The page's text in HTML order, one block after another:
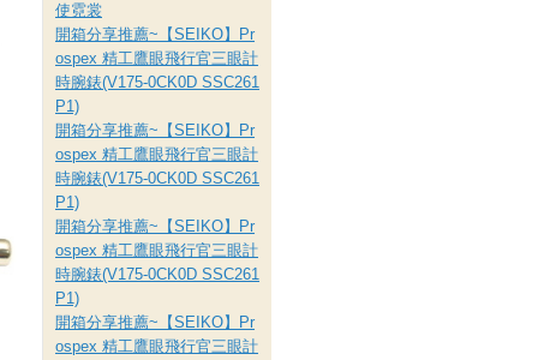
使霓裳
開箱分享推薦~【SEIKO】Pr
ospex 精工鷹眼飛行官三眼計
時腕錶(V175-0CK0D SSC261
P1)
開箱分享推薦~【SEIKO】Pr
ospex 精工鷹眼飛行官三眼計
時腕錶(V175-0CK0D SSC261
P1)
開箱分享推薦~【SEIKO】Pr
ospex 精工鷹眼飛行官三眼計
時腕錶(V175-0CK0D SSC261
P1)
開箱分享推薦~【SEIKO】Pr
ospex 精工鷹眼飛行官三眼計